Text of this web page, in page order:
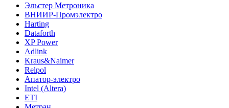
Эльстер Метроника
ВНИИР-Промэлектро
Harting
Dataforth
XP Power
Adlink
Kraus&Naimer
Relpol
Апатор-электро
Intel (Altera)
ETI